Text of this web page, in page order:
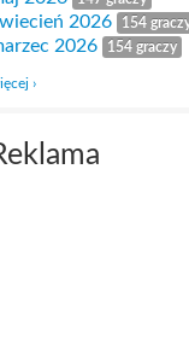
2026 154
2026 154 graczy
›